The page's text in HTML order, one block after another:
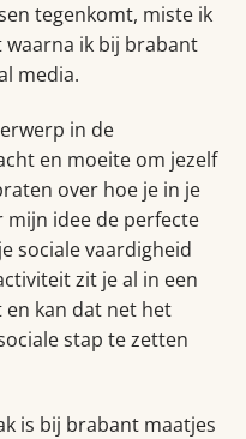
tegenkomt, miste ik
waarna ik bij brabant
media.
in de
en moeite om jezelf
over hoe je in je
mijn idee de perfecte
sociale vaardigheid
zit je al in een
kan dat net het
stap te zetten
is bij brabant maatjes